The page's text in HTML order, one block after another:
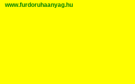
www.furdoruhaanyag.hu